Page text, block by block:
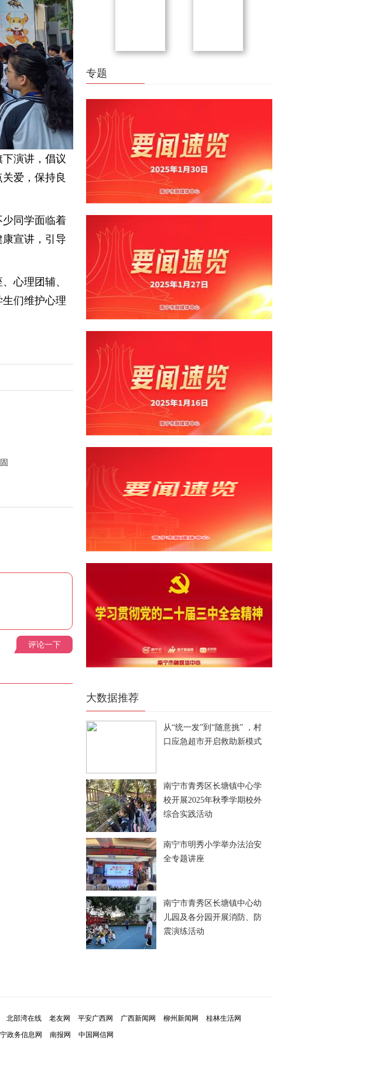
演讲，倡议
爱，保持良
同学面临着
宣讲，引导
心理团辅、
们维护心理
评论一下
专题
大数据推荐
从“统一发”到“随意挑” ，村
口应急超市开启救助新模式
南宁市青秀区长塘镇中心学
校开展2025年秋季学期校外
综合实践活动
南宁市明秀小学举办法治安
全专题讲座
南宁市青秀区长塘镇中心幼
儿园及各分园开展消防、防
震演练活动
北部湾在线 老友网 平安广西网 广西新闻网 柳州新闻网
桂林生活网
政务信息网 南报网 中国网信网